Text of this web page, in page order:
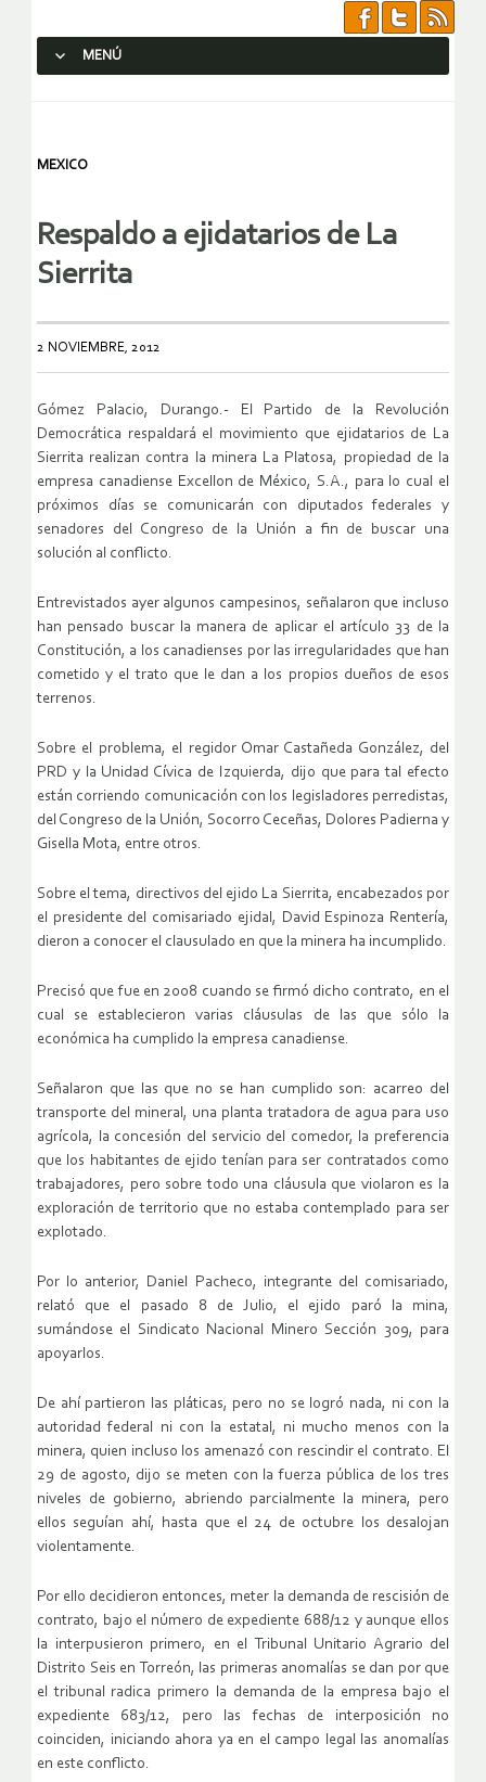
MENÚ
MEXICO
Respaldo a ejidatarios de La
Sierrita
2 NOVIEMBRE, 2012
Gómez Palacio, Durango.- El Partido de la Revolución
Democrática respaldará el movimiento que ejidatarios de La
Sierrita realizan contra la minera La Platosa, propiedad de la
empresa canadiense Excellon de México, S.A., para lo cual el
próximos días se comunicarán con diputados federales y
senadores del Congreso de la Unión a fin de buscar una
solución al conflicto.
Entrevistados ayer algunos campesinos, señalaron que incluso
han pensado buscar la manera de aplicar el artículo 33 de la
Constitución, a los canadienses por las irregularidades que han
cometido y el trato que le dan a los propios dueños de esos
terrenos.
Sobre el problema, el regidor Omar Castañeda González, del
PRD y la Unidad Cívica de Izquierda, dijo que para tal efecto
están corriendo comunicación con los legisladores perredistas,
del Congreso de la Unión, Socorro Ceceñas, Dolores Padierna y
Gisella Mota, entre otros.
Sobre el tema, directivos del ejido La Sierrita, encabezados por
el presidente del comisariado ejidal, David Espinoza Rentería,
dieron a conocer el clausulado en que la minera ha incumplido.
Precisó que fue en 2008 cuando se firmó dicho contrato, en el
cual se establecieron varias cláusulas de las que sólo la
económica ha cumplido la empresa canadiense.
Señalaron que las que no se han cumplido son: acarreo del
transporte del mineral, una planta tratadora de agua para uso
agrícola, la concesión del servicio del comedor, la preferencia
que los habitantes de ejido tenían para ser contratados como
trabajadores, pero sobre todo una cláusula que violaron es la
exploración de territorio que no estaba contemplado para ser
explotado.
Por lo anterior, Daniel Pacheco, integrante del comisariado,
relató que el pasado 8 de Julio, el ejido paró la mina,
sumándose el Sindicato Nacional Minero Sección 309, para
apoyarlos.
De ahí partieron las pláticas, pero no se logró nada, ni con la
autoridad federal ni con la estatal, ni mucho menos con la
minera, quien incluso los amenazó con rescindir el contrato. El
29 de agosto, dijo se meten con la fuerza pública de los tres
niveles de gobierno, abriendo parcialmente la minera, pero
ellos seguían ahí, hasta que el 24 de octubre los desalojan
violentamente.
Por ello decidieron entonces, meter la demanda de rescisión de
contrato, bajo el número de expediente 688/12 y aunque ellos
la interpusieron primero, en el Tribunal Unitario Agrario del
Distrito Seis en Torreón, las primeras anomalías se dan por que
el tribunal radica primero la demanda de la empresa bajo el
expediente 683/12, pero las fechas de interposición no
coinciden, iniciando ahora ya en el campo legal las anomalías
en este conflicto.